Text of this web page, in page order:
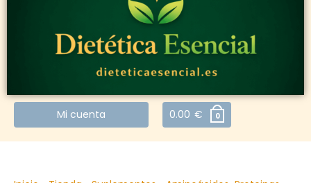
Mi cuenta 0.00 € 0